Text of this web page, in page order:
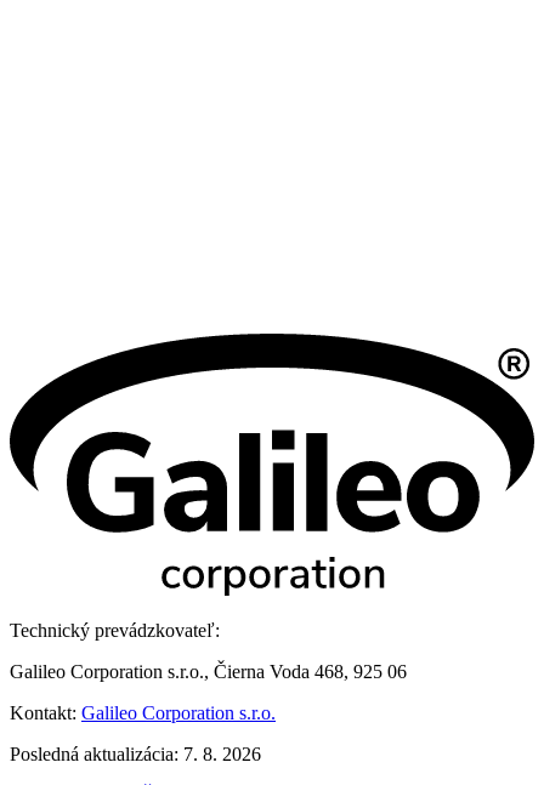
Technický prevádzkovateľ:
Galileo Corporation s.r.o., Čierna Voda 468, 925 06
Kontakt: Galileo Corporation s.r.o.
Posledná aktualizácia: 7. 8. 2026